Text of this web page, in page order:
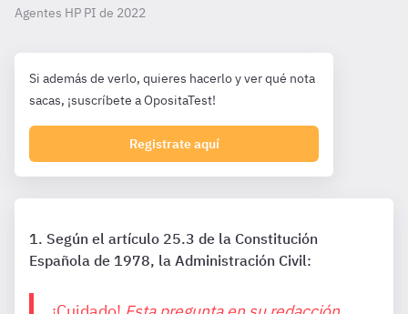
Agentes HP PI de 2022
Si además de verlo, quieres hacerlo y ver qué nota
sacas, ¡suscríbete a OpositaTest!
Registrate aquí
Según el artículo 25.3 de la Constitución
Española de 1978, la Administración Civil: